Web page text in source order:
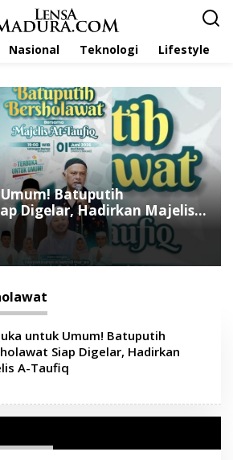
Nasional Teknologi Lifestyle
Batuputih
Digelar, Hadirkan Majelis
untuk Umum! Batuputih
Siap Digelar, Hadirkan
A-Taufiq